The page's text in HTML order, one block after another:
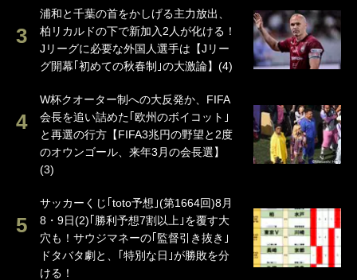
浦和と千葉の首をかしげる主力放出、
柏リカルドの下で新加入2人が化ける！
Jリーグに必要な外国人選手は【Jリー
グ開幕｢初めての秋春制｣の大激論】(4)
W杯クオーター制への大反発か、FIFA
会長を追い詰めた｢欧州のボイコット｣
と再選の行方【FIFA3兆円の野望と2度
のオウンゴール、来年3月の会長選】
(3)
サッカーくじ｢toto予想｣(第1664回)8月
8・9日(2)｢勝利予想7割以上｣を覆す大
穴も！サウジマネーの｢監督引き抜き｣
ドタバタ劇と、｢特別な日｣が勝敗を分
ける！